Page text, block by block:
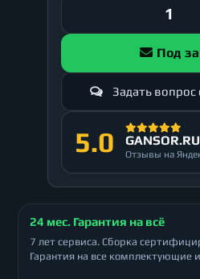
Под
Задать вопрос
5.0 GANSOR.RU
Отзывы на
24 мес. Гарантия на всё
7 лет сервиса. Сборка
Гарантия на все комплектующие